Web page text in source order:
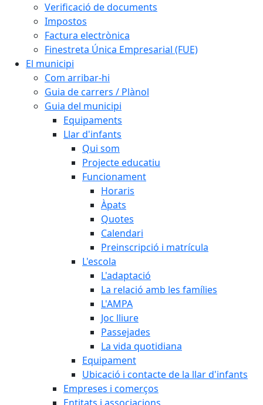
Verificació de documents
Impostos
Factura electrònica
Finestreta Única Empresarial (FUE)
El municipi
Com arribar-hi
Guia de carrers / Plànol
Guia del municipi
Equipaments
Llar d'infants
Qui som
Projecte educatiu
Funcionament
Horaris
Àpats
Quotes
Calendari
Preinscripció i matrícula
L'escola
L'adaptació
La relació amb les famílies
L'AMPA
Joc lliure
Passejades
La vida quotidiana
Equipament
Ubicació i contacte de la llar d'infants
Empreses i comerços